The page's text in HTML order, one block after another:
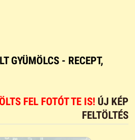
GYÜMÖLCS - RECEPT,
FEL FOTÓT TE IS! ÚJ KÉP
FELTÖLTÉS